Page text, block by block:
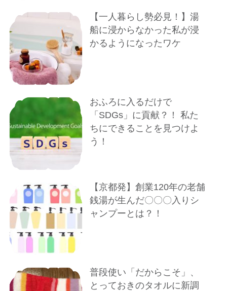
【一人暮らし勢必見！】湯
船に浸からなかった私が浸
かるようになったワケ
おふろに入るだけで
「SDGs」に貢献？！ 私た
ちにできることを見つけよ
う！
【京都発】創業120年の老舗
銭湯が生んだ〇〇〇入りシ
ャンプーとは？！
普段使い「だからこそ」、
とっておきのタオルに新調